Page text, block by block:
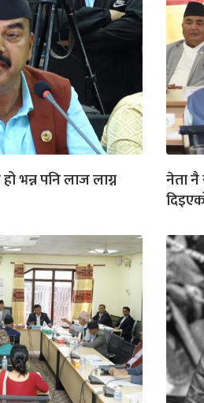
भन्न पनि लाज लाग्न
नेता नै